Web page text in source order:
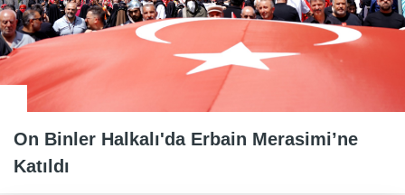
On Binler Halkalı'da Erbain Merasimi’ne
Katıldı